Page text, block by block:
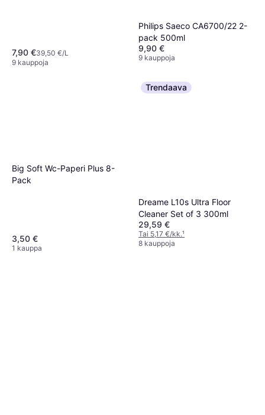
7,90 €39,50 €/L
9 kauppoja
Philips Saeco CA6700/22 2-
pack 500ml
9,90 €
9 kauppoja
Big Soft Wc-Paperi Plus 8-
Pack
3,50 €
1 kauppa
Trendaava
Dreame L10s Ultra Floor
Cleaner Set of 3 300ml
29,59 €
Tai 5,17 €/kk.¹
8 kauppoja